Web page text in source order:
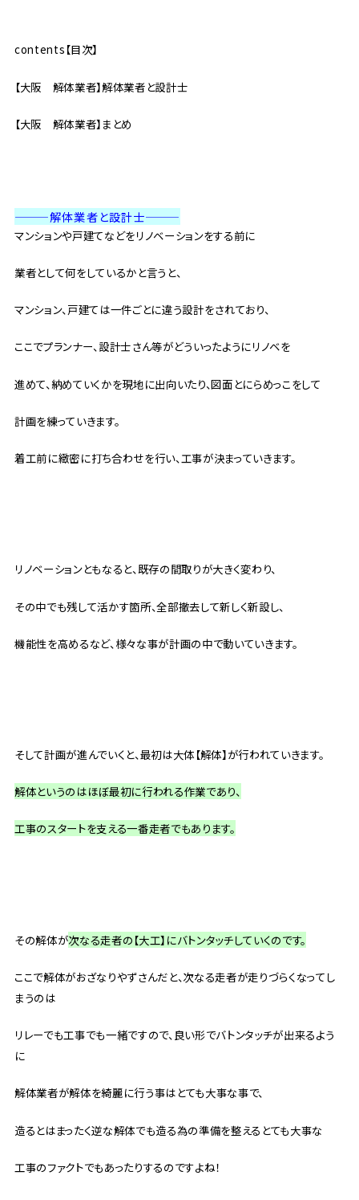
contents【目次】
【大阪 解体業者】解体業者と設計士
【大阪 解体業者】まとめ
———解体業者と設計士———
マンションや戸建てなどをリノベーションをする前に
業者として何をしているかと言うと、
マンション、戸建ては一件ごとに違う設計をされており、
ここでプランナー、設計士さん等がどういったようにリノベを
進めて、納めていくかを現地に出向いたり、図面とにらめっこをして
計画を練っていきます。
着工前に緻密に打ち合わせを行い、工事が決まっていきます。
リノベーションともなると、既存の間取りが大きく変わり、
その中でも残して活かす箇所、全部撤去して新しく新設し、
機能性を高めるなど、様々な事が計画の中で動いていきます。
そして計画が進んでいくと、最初は大体【解体】が行われていきます。
解体というのはほぼ最初に行われる作業であり、
工事のスタートを支える一番走者でもあります。
その解体が次なる走者の【大工】にバトンタッチしていくのです。
ここで解体がおざなりやずさんだと、次なる走者が走りづらくなってし
まうのは
リレーでも工事でも一緒ですので、良い形でバトンタッチが出来るよう
に
解体業者が解体を綺麗に行う事はとても大事な事で、
造るとはまったく逆な解体でも造る為の準備を整えるとても大事な
工事のファクトでもあったりするのですよね！